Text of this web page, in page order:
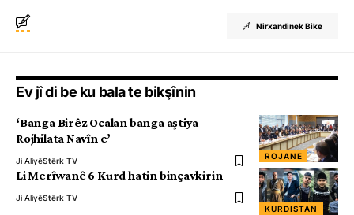
Nirxandinek Bike
Ev jî di be ku bala te bikşînin
ROJANE
‘Banga Birêz Ocalan banga aştiya
Rojhilata Navîn e’
Ji AliyêStêrk TV
KURDISTAN
Li Merîwanê 6 Kurd hatin binçavkirin
Ji AliyêStêrk TV